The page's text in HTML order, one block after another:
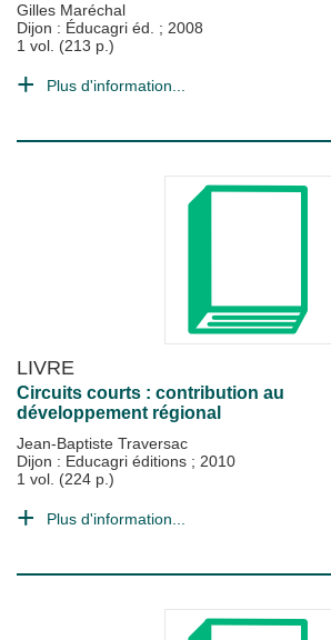
Gilles Maréchal
Dijon : Éducagri éd. ; 2008
1 vol. (213 p.)
Plus d'information...
LIVRE
Circuits courts : contribution au
développement régional
Jean-Baptiste Traversac
Dijon : Educagri éditions ; 2010
1 vol. (224 p.)
Plus d'information...